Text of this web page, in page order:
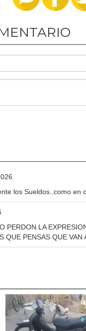
los Sueldos..como en
PERDON LA
QUE PENSAS QUE VAN